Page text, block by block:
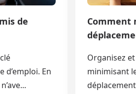
de
En
Comment
Organisez
minimisant